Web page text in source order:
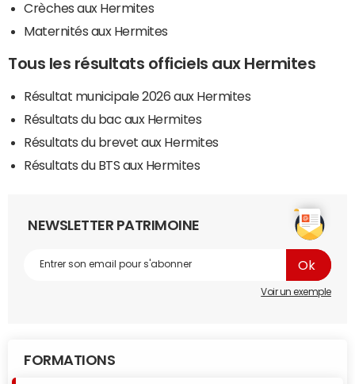
Crèches aux Hermites
Maternités aux Hermites
Tous les résultats officiels aux Hermites
Résultat municipale 2026 aux Hermites
Résultats du bac aux Hermites
Résultats du brevet aux Hermites
Résultats du BTS aux Hermites
NEWSLETTER PATRIMOINE
Voir un exemple
FORMATIONS